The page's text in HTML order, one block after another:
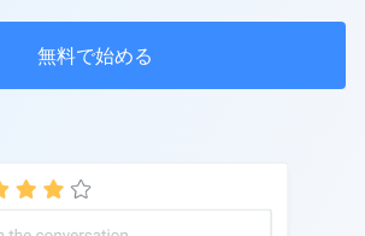
無料で始める